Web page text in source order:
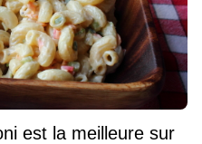
est la meilleure sur